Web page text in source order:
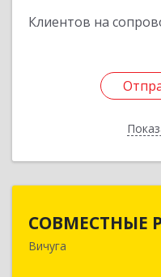
Клиентов на
СОВМЕСТНЫЕ
Вичуга
155331,